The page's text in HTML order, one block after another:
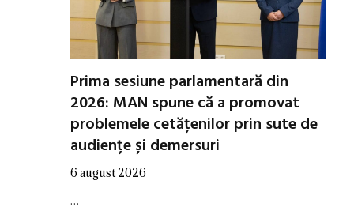
Prima sesiune parlamentară din
2026: MAN spune că a promovat
problemele cetățenilor prin sute de
audiențe și demersuri
6 august 2026
…